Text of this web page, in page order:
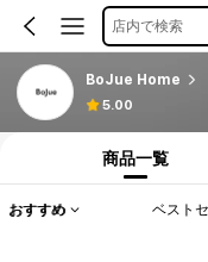
店内で検索
BoJue Home
5.00
商品一覧
おすすめ ベスト